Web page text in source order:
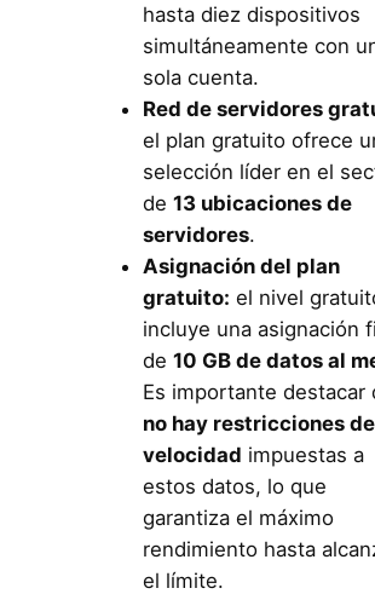
hasta diez dispositivos
simultáneamente con
sola cuenta.
Red de servidores
el plan gratuito ofrece
selección líder en el
de 13 ubicaciones de
servidores.
Asignación del plan
gratuito: el nivel
incluye una asignación
de 10 GB de datos al
Es importante destacar
no hay restricciones de
velocidad impuestas a
estos datos, lo que
garantiza el máximo
rendimiento hasta
el límite.